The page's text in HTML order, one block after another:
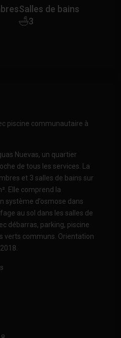
Salles de bains
3
piscine communautaire à
Nuevas, un quartier
de tous les services. La
et 3 salles de bains sur
Elle comprend la
système d’osmose dans
au sol dans les salles de
débarras, parking, piscine
verts communs. Orientation